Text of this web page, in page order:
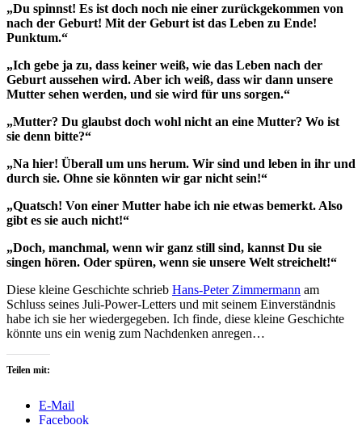
„Du spinnst! Es ist doch noch nie einer zurückgekommen von
nach der Geburt! Mit der Geburt ist das Leben zu Ende!
Punktum.“
„Ich gebe ja zu, dass keiner weiß, wie das Leben nach der
Geburt aussehen wird. Aber ich weiß, dass wir dann unsere
Mutter sehen werden, und sie wird für uns sorgen.“
„Mutter? Du glaubst doch wohl nicht an eine Mutter? Wo ist
sie denn bitte?“
„Na hier! Überall um uns herum. Wir sind und leben in ihr und
durch sie. Ohne sie könnten wir gar nicht sein!“
„Quatsch! Von einer Mutter habe ich nie etwas bemerkt. Also
gibt es sie auch nicht!“
„Doch, manchmal, wenn wir ganz still sind, kannst Du sie
singen hören. Oder spüren, wenn sie unsere Welt streichelt!“
Diese kleine Geschichte schrieb Hans-Peter Zimmermann am
Schluss seines Juli-Power-Letters und mit seinem Einverständnis
habe ich sie her wiedergegeben. Ich finde, diese kleine Geschichte
könnte uns ein wenig zum Nachdenken anregen…
Teilen mit:
E-Mail
Facebook